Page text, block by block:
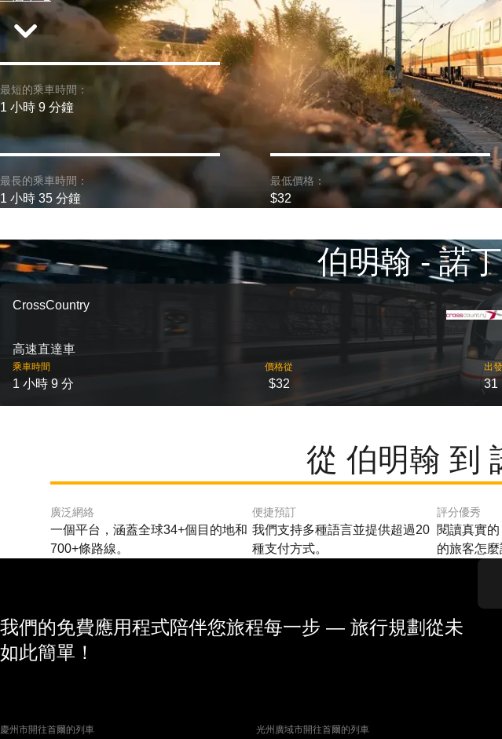
最短的乘車時間：
1 小時 9 分鐘
最長的乘車時間：
1 小時 35 分鐘
最低價格：
$32
伯明翰 - 諾
CrossCountry
高速直達車
乘車時間
1 小時 9 分
價格從
$32
出發
31
從 伯明翰 到
廣泛網絡
一個平台，涵蓋全球34+個目的地和
700+條路線。
便捷預訂
我們支持多種語言並提供超過20
種支付方式。
評分優秀
閱讀真實的
的旅客怎麼
我們的免費應用程式陪伴您旅程每一步 — 旅行規劃從未
如此簡單！
慶州市開往首爾的列車 光州廣域市開往首爾的列車